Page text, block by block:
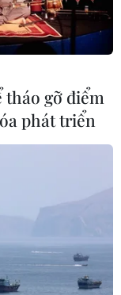
tháo gỡ điểm
phát triển